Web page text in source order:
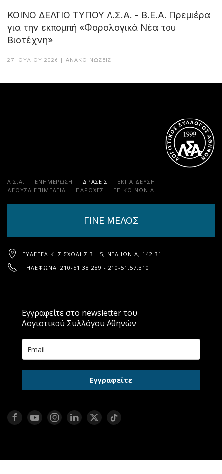
ΚΟΙΝΟ ΔΕΛΤΙΟ ΤΥΠΟΥ Λ.Σ.Α. - Β.Ε.Α. Πρεμιέρα
για την εκπομπή «Φορολογικά Νέα του
Βιοτέχνη»
27 ΙΟΥΛΊΟΥ 2026 | ΑΝΑΚΟΙΝΏΣΕΙΣ
Λ.Σ.Α. ΕΝΗΜΕΡΩΣΗ ΔΡΑΣΕΙΣ
ΕΚΠΑΊΔΕΥΣΗ
ΔΕΟΥΣΑ ΕΠΙΜΕΛΕΙΑ
ΠΑΡΟΧΈΣ ΕΠΙΚΟΙΝΩΝΊΑ
ΓΙΝΕ ΜΕΛΟΣ
ΕΥΑΓΓΕΛΙΚΉΣ ΣΧΟΛΉΣ 3 - 5, ΝΈΑ ΙΩΝΊΑ, 142 31
ΤΗΛΈΦΩΝΑ: 210-51.38.289 - 210-51.57.310
Εγγραφείτε στο newsletter του
Λογιστικού Συλλόγου Αθηνών
Εγγραφείτε